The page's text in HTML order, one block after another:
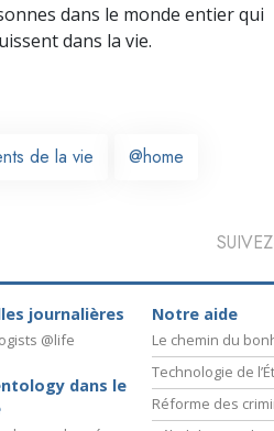
dans le monde entier qui
dans la vie.
de la vie @home
journalières
@life
dans le
Notre aide
Le chemin du
Technologie de
Réforme des